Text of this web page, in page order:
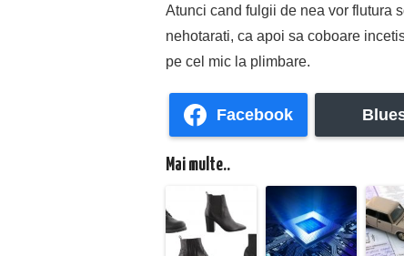
Atunci cand fulgii de nea vor flutura
nehotarati, ca apoi sa coboare
pe cel mic la plimbare.
Facebook
Mai multe..